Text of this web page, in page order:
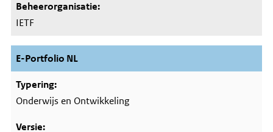
IETF
E-Portfolio NL
Onderwijs en Ontwikkeling